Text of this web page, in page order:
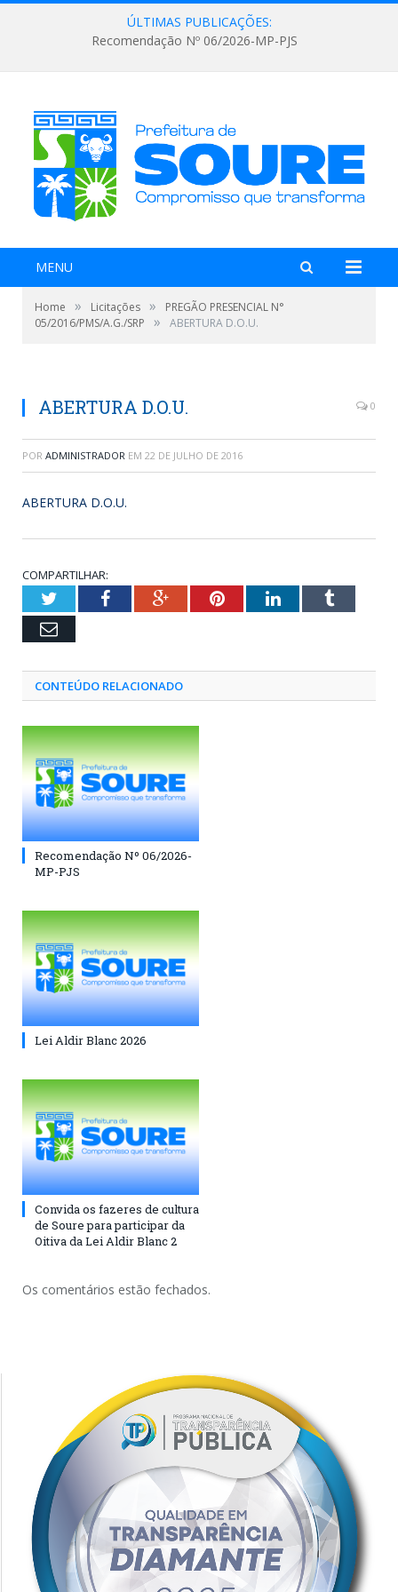
ÚLTIMAS PUBLICAÇÕES:
Recomendação Nº 06/2026-MP-PJS
MENU
Home » Licitações »
PREGÃO PRESENCIAL N°
05/2016/PMS/A.G./SRP
» ABERTURA D.O.U.
ABERTURA D.O.U. 0
POR ADMINISTRADOR EM 22 DE JULHO DE 2016
ABERTURA D.O.U.
COMPARTILHAR:
TwitterFacebookGoogle+PinterestLinkedInTumblr
Email
CONTEÚDO RELACIONADO
Recomendação Nº 06/2026-
MP-PJS
Lei Aldir Blanc 2026
Convida os fazeres de cultura
de Soure para participar da
Oitiva da Lei Aldir Blanc 2
Os comentários estão fechados.